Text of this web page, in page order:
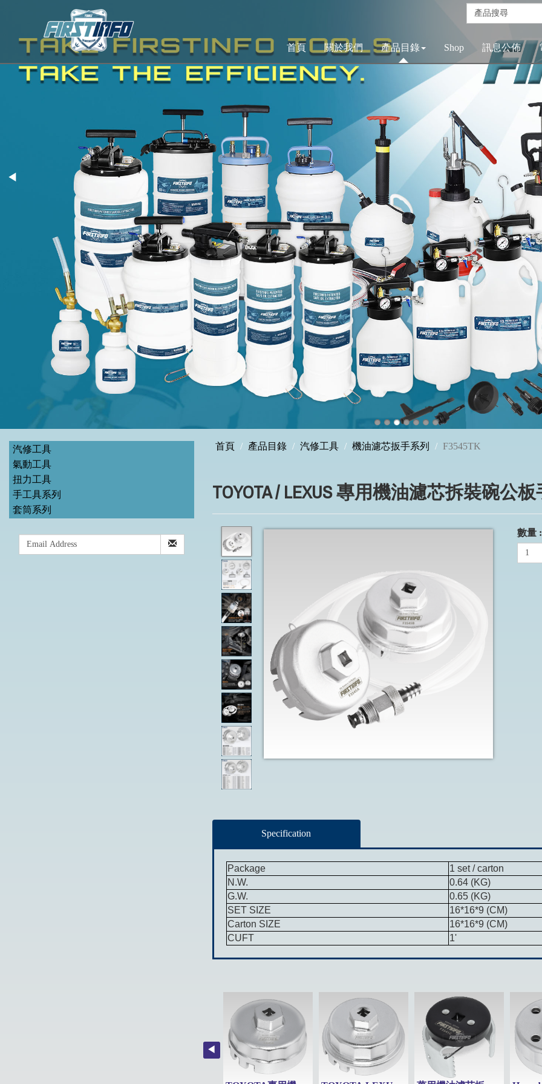
首頁 關於我們 產品目錄 Shop 訊息公佈
汽修工具
氣動工具
扭力工具
手工具系列
套筒系列
首頁 產品目錄 汽修工具 機油濾芯扳手系列 F3545TK
TOYOTA / LEXUS 專用機油濾芯拆裝碗公
數量 :
Specification
Package
1 set / carton
N.W.
0.64 (KG)
G.W.
0.65 (KG)
SET SIZE
16*16*9 (CM)
Carton SIZE 16*16*9 (CM)
CUFT
1'